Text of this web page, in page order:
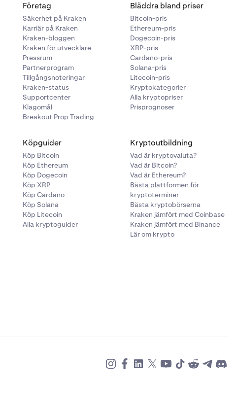
Företag
Säkerhet på Kraken
Karriär på Kraken
Kraken-bloggen
Kraken för utvecklare
Pressrum
Partnerprogram
Tillgångsnoteringar
Kraken-status
Supportcenter
Klagomål
Breakout Prop Trading
Bläddra bland priser
Bitcoin-pris
Ethereum-pris
Dogecoin-pris
XRP-pris
Cardano-pris
Solana-pris
Litecoin-pris
Kryptokategorier
Alla kryptopriser
Prisprognoser
Köpguider
Köp Bitcoin
Köp Ethereum
Köp Dogecoin
Köp XRP
Köp Cardano
Köp Solana
Köp Litecoin
Alla kryptoguider
Kryptoutbildning
Vad är kryptovaluta?
Vad är Bitcoin?
Vad är Ethereum?
Bästa plattformen för
kryptoterminer
Bästa kryptobörserna
Kraken jämfört med Coinbase
Kraken jämfört med Binance
Lär om krypto